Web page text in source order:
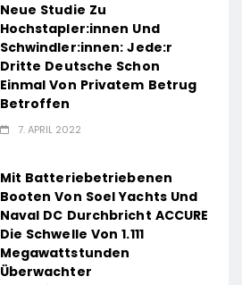
Neue Studie Zu
Hochstapler:innen Und
Schwindler:innen: Jede:r
Dritte Deutsche Schon
Einmal Von Privatem Betrug
Betroffen
7. APRIL 2022
Mit Batteriebetriebenen
Booten Von Soel Yachts Und
Naval DC Durchbricht ACCURE
Die Schwelle Von 1.111
Megawattstunden
Überwachter